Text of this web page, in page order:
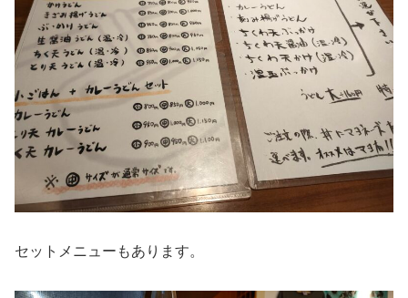
セットメニューもあります。